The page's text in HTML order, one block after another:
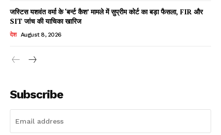
Read Latest News on AIN
जस्टिस यशवंत वर्मा के ‘बर्न्ट कैश’ मामले में सुप्रीम कोर्ट का बड़ा फैसला, FIR और
SIT जांच की याचिका खारिज
देश August 8, 2026
Subscribe